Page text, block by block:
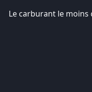
Le carburant le moins